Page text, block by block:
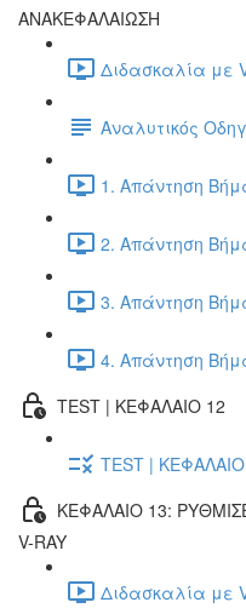
ΑΝΑΚΕΦΑΛΑΙΩΣΗ
Διδασκαλία με
Αναλυτικός
1. Απάντηση
2. Απάντηση
3. Απάντηση
4. Απάντηση
TEST | ΚΕΦΑΛΑΙΟ 12
TEST |
ΚΕΦΑΛΑΙΟ 13:
V-RAY
Διδασκαλία με